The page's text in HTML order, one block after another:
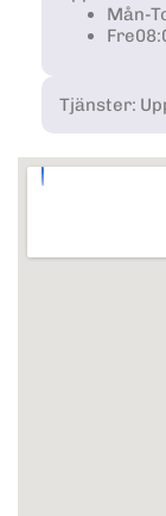
Mån-
Fre
Tjänster: